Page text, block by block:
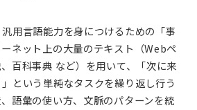
用言語能力を身につけるための「事
ネット上の大量のテキスト（Webペ
百科事典 など）を用いて、「次に来
という単純なタスクを繰り返し行う
語彙の使い方、文脈のパターンを統